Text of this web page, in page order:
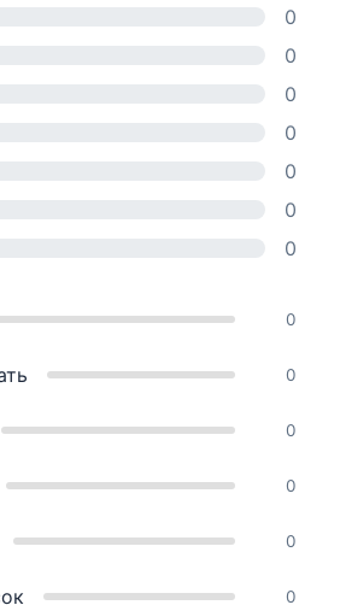
0
0
0
0
0
0
0
0
0
0
0
0
0